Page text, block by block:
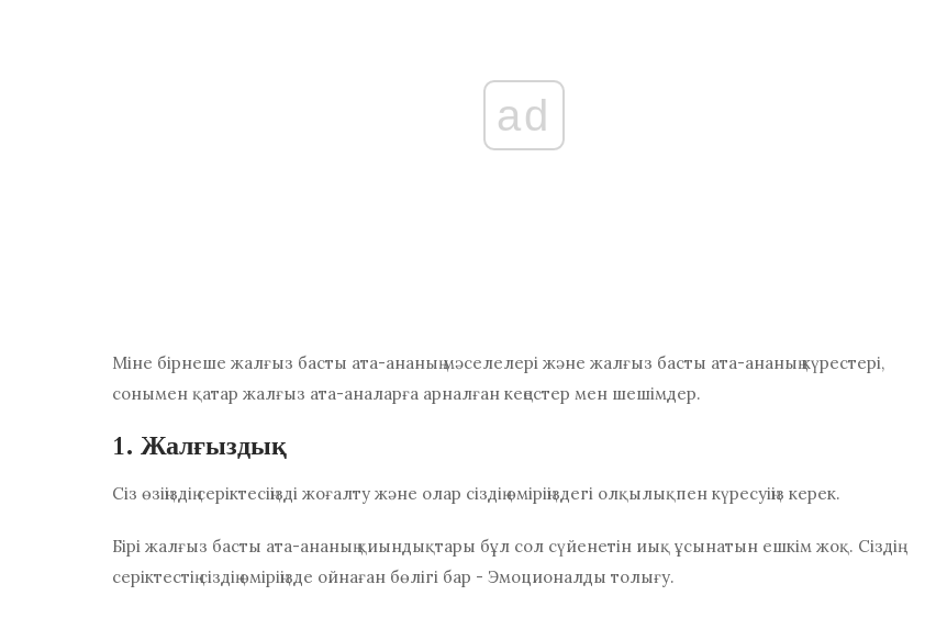
ad
Міне бірнеше жалғыз басты ата-ананың мәселелері және жалғыз басты ата-ананың күрестері,
сонымен қатар жалғыз ата-аналарға арналған кеңестер мен шешімдер.
1. Жалғыздық
Сіз өзіңіздің серіктесіңізді жоғалту және олар сіздің өміріңіздегі олқылықпен күресуіңіз керек.
Бірі жалғыз басты ата-ананың қиындықтары бұл сол сүйенетін иық ұсынатын ешкім жоқ. Сіздің
серіктестің сіздің өміріңізде ойнаған бөлігі бар - Эмоционалды толығу.